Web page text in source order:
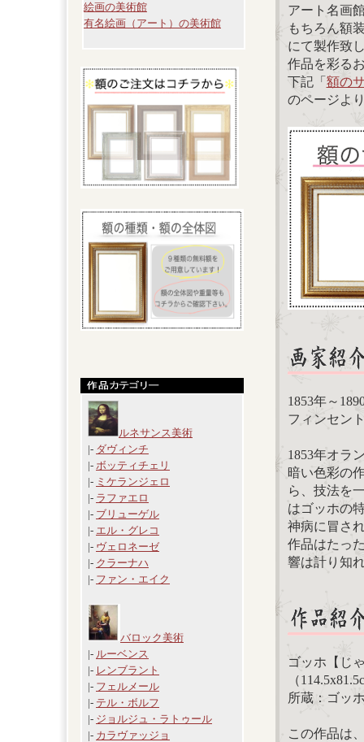
絵画の美術館
有名絵画（アート）の美術館
ルネサンス美術
|- ダヴィンチ
|- ボッティチェリ
|- ミケランジェロ
|- ラファエロ
|- ブリューゲル
|- エル・グレコ
|- ヴェロネーゼ
|- クラーナハ
|- ファン・エイク
バロック美術
|- ルーベンス
|- レンブラント
|- フェルメール
|- テル・ボルフ
|- ジョルジュ・ラトゥール
|- カラヴァッジョ
アート名画
もちろん額
にて製作致
作品を彩る
下記「額の
のページよ
1853年～
フィンセン
1853年オラ
暗い色彩の
ら、技法を
はゴッホの
神病に冒さ
作品はたっ
響は計り知
ゴッホ【じ
（
所蔵：ゴッ
この作品は